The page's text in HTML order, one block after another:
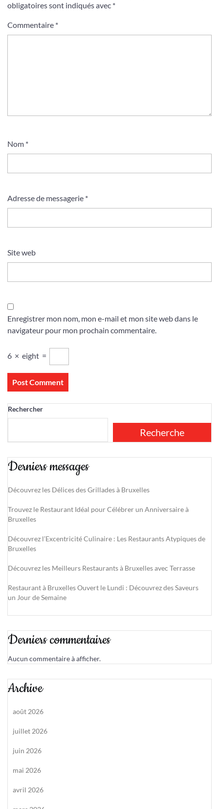
obligatoires sont indiqués avec *
Commentaire *
Nom *
Adresse de messagerie *
Site web
Enregistrer mon nom, mon e-mail et mon site web dans le
navigateur pour mon prochain commentaire.
6 × eight =
Rechercher
Recherche
Derniers messages
Découvrez les Délices des Grillades à Bruxelles
Trouvez le Restaurant Idéal pour Célébrer un Anniversaire à
Bruxelles
Découvrez l’Excentricité Culinaire : Les Restaurants Atypiques de
Bruxelles
Découvrez les Meilleurs Restaurants à Bruxelles avec Terrasse
Restaurant à Bruxelles Ouvert le Lundi : Découvrez des Saveurs
un Jour de Semaine
Derniers commentaires
Aucun commentaire à afficher.
Archive
août 2026
juillet 2026
juin 2026
mai 2026
avril 2026